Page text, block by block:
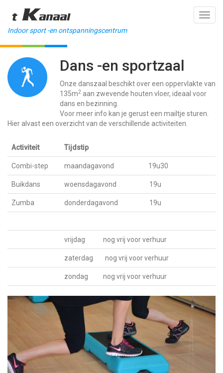
't Kanaal
Indoor sport -en ontspanningscentrum
Dans -en sportzaal
Onze danszaal beschikt over een oppervlakte van
135m2 aan zwevende houten vloer, ideaal voor
dans en bezinning.
Voor meer info kan je gerust een mailtje sturen.
Hier alvast een overzicht van de verschillende activiteiten.
Activiteit Tijdstip
Combi-step maandagavond 19u30
Buikdans woensdagavond 19u
Zumba donderdagavond 19u
vrijdag nog vrij voor verhuur
zaterdag nog vrij voor verhuur
zondag nog vrij voor verhuur